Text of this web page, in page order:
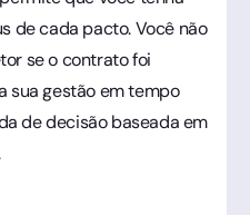
de cada pacto. Você não
se o contrato foi
sua gestão em tempo
de decisão baseada em